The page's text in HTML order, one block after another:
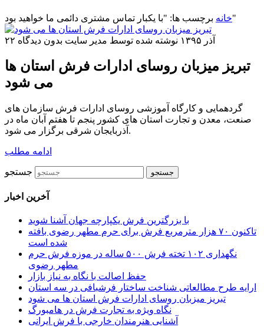
خانهبرچسب ها: "با یکبار تماس مشتری دائمی ما خواهید بود"
۲۲ آذر ۱۳۹۵ نوشته شده توسط مدیر سایت بدون دیدگاه
تبریز میزبان روسای ادارات فرش استان ها
می شود
گردهمایی و کارگاه آموزشی روسای ادارات فرش سازمان های
صنعت، معدن و تجارت استان های کشور پنجم تا هفتم آبان ماه در
آذربایجان شرقی برگزار می شود.
ادامه مطلب
جستجو
آخرین اخبار
با بزرگترین فرش یکپارچه جهان آشنا شوید
تاکنون ۷۰ هزار مترمربع فرش برای حرم مطهر رضوی بافته
شده است
نگهداری ۱۰۲ تخته فرش ۵۰۰ ساله در موزه فرش حرم
مطهر رضوی
حفظ اصالت با نگاه به نیاز بازار
ارایه طرح مطالعاتی شناخت ساختار فرشبافی در سه استان
تبریز میزبان روسای ادارات فرش استان ها می شود
نگاه ویژه به تجارت فرش در هامبورگ
آشنایی هنرمندان خارجی با فرش ایرانی